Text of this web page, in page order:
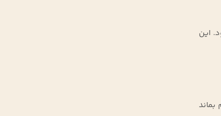
این